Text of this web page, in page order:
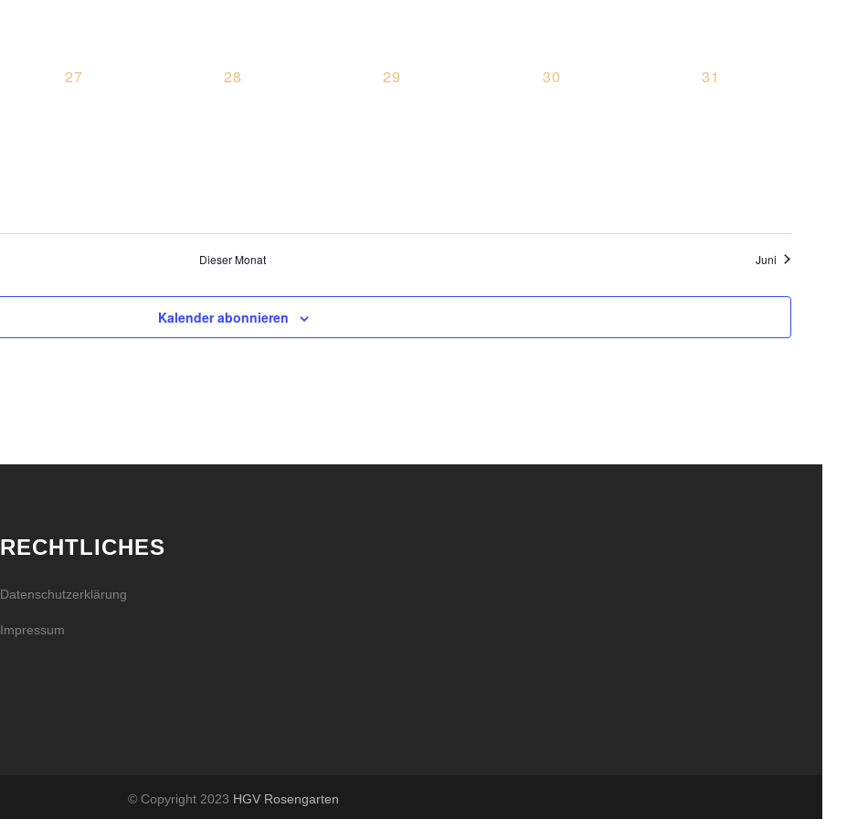
0
27
0
28
0
29
0
30
0
31
Dieser Monat Juni
Kalender abonnieren
RECHTLICHES
Datenschutzerklärung
Impressum
© Copyright 2023 HGV Rosengarten